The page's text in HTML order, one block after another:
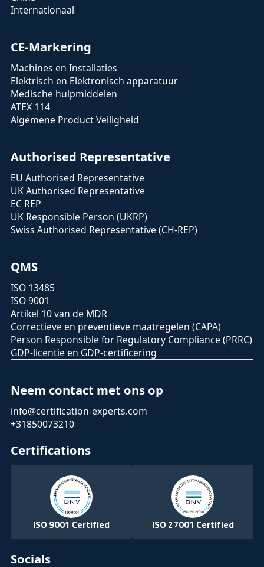
Internationaal
CE-Markering
Machines en Installaties
Elektrisch en Elektronisch apparatuur
Medische hulpmiddelen
ATEX 114
Algemene Product Veiligheid
Authorised Representative
EU Authorised Representative
UK Authorised Representative
EC REP
UK Responsible Person (UKRP)
Swiss Authorised Representative (CH-REP)
QMS
ISO 13485
ISO 9001
Artikel 10 van de MDR
Correctieve en preventieve maatregelen (CAPA)
Person Responsible for Regulatory Compliance (PRRC)
GDP-licentie en GDP-certificering
Neem contact met ons op
info@certification-experts.com
+31850073210
Certifications
ISO 9001 Certified ISO 27001 Certified
Socials